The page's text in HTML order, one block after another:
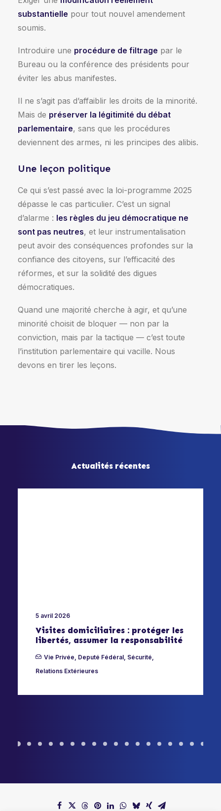
substantielle pour tout nouvel amendement
soumis.
Introduire une procédure de filtrage par le
Bureau ou la conférence des présidents pour
éviter les abus manifestes.
Il ne s’agit pas d’affaiblir les droits de la minorité.
Mais de préserver la légitimité du débat
parlementaire, sans que les procédures
deviennent des armes, ni les principes des alibis.
Une leçon politique
Ce qui s’est passé avec la loi-programme 2025
dépasse le cas particulier. C’est un signal
d’alarme : les règles du jeu démocratique ne
sont pas neutres, et leur instrumentalisation
peut avoir des conséquences profondes sur la
confiance des citoyens, sur l’efficacité des
réformes, et sur la solidité des digues
démocratiques.
Quand une majorité cherche à agir, et qu’une
minorité choisit de bloquer — non par la
conviction, mais par la tactique — c’est toute
l’institution parlementaire qui vacille. Nous
devons en tirer les leçons.
Actualités récentes
5 avril 2026
Visites domiciliaires : protéger les
libertés, assumer la responsabilité
Vie Privée, Deputé Fédéral, Sécurité,
Relations Extérieures